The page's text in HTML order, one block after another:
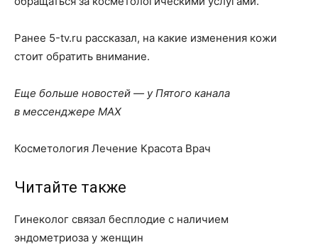
Ранее 5-tv.ru рассказал, на какие изменения кожи
стоит обратить внимание.
Еще больше новостей — у Пятого канала
в мессенджере MAX
Косметология Лечение Красота Врач
Читайте также
Гинеколог связал бесплодие с наличием
эндометриоза у женщин